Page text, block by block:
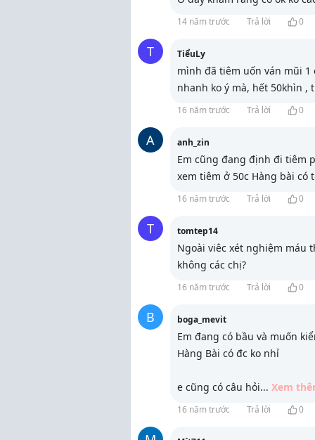
14 năm trước Trả lời 0
T TiểuLy
mình đã tiêm uốn ván mũi 1
nhanh ko ý mà, hết 50khìn ,
16 năm trước Trả lời 0
A anh_zin
Em cũng đang định đi tiêm
xem tiêm ở 50c Hàng bài có
16 năm trước Trả lời 0
T tomtep14
Ngoài viêc xét nghiệm máu
không các chị?
16 năm trước Trả lời 0
B boga_mevit
Em đang có bầu và muốn
Hàng Bài có đc ko nhỉ
e cũng có câu hỏi... Xem
16 năm trước Trả lời 0